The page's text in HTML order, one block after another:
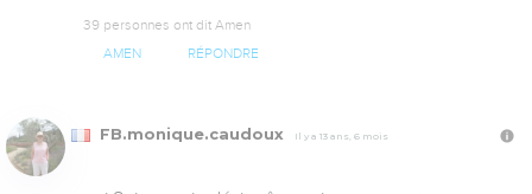
39 personnes ont dit Amen
AMEN RÉPONDRE
FB.monique.caudoux Il y a 13 ans, 6 mois